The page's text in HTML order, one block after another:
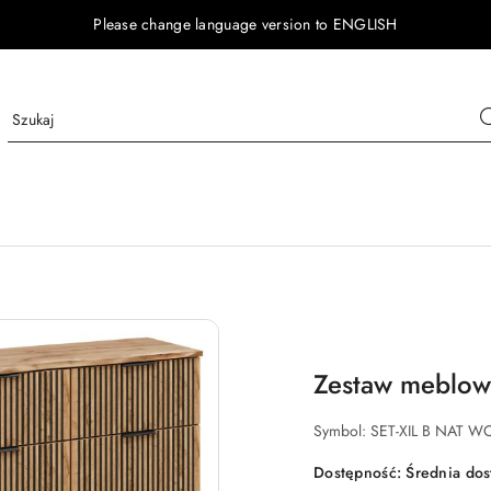
Please change language version to ENGLISH
Zestaw
Symbol: SET-XIL B NAT
Dostępność:Średnia